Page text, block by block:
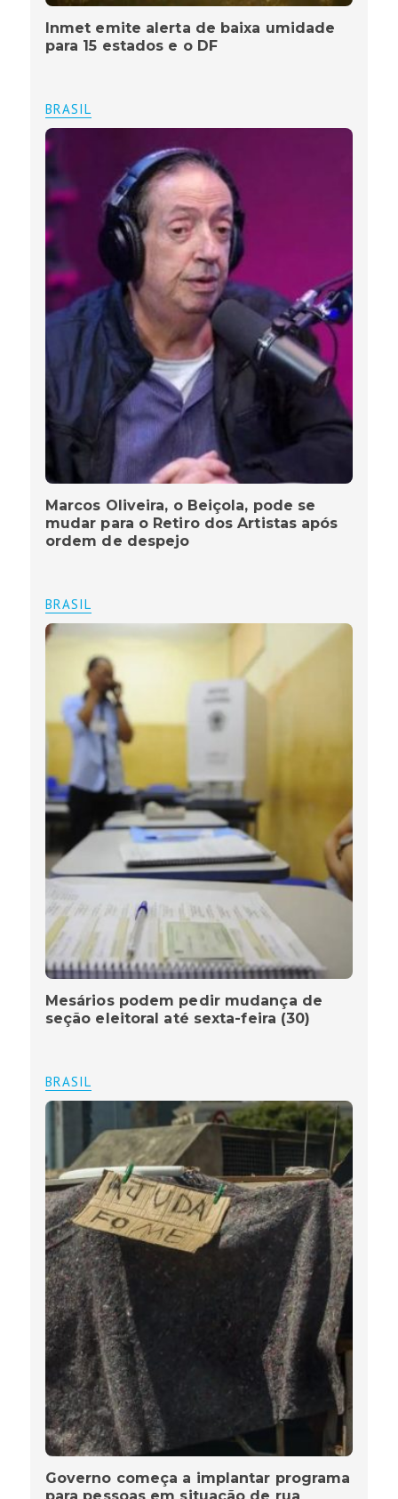
Inmet emite alerta de baixa umidade
para 15 estados e o DF
BRASIL
Marcos Oliveira, o Beiçola, pode se
mudar para o Retiro dos Artistas após
ordem de despejo
BRASIL
Mesários podem pedir mudança de
seção eleitoral até sexta-feira (30)
BRASIL
Governo começa a implantar programa